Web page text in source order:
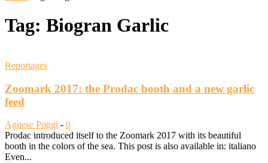
Tag: Biogran Garlic
Reportages
Zoomark 2017: the Prodac booth and a new garlic
feed
Agnese Poggi - 0
Prodac introduced itself to the Zoomark 2017 with its beautiful
booth in the colors of the sea. This post is also available in: italiano
Even...